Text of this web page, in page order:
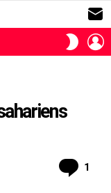
SKIN
1